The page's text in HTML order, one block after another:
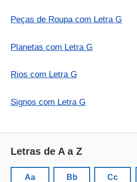
Peças de Roupa com Letra G
Planetas com Letra G
Rios com Letra G
Signos com Letra G
Letras de A a Z
Aa Bb Cc